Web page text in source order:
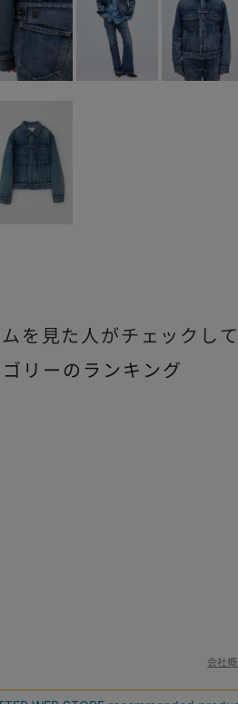
を見た人がチェックし
リーのランキング
会社